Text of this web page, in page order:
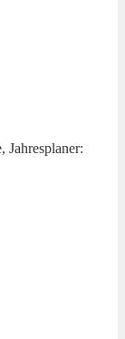
Jahresplaner: